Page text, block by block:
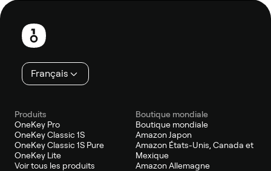
Pied
page
Français
Produits
OneKey Pro
OneKey Classic 1S
OneKey Classic 1S Pure
OneKey Lite
Voir tous les produits
Boutique mondiale
Boutique mondiale
Amazon Japon
Amazon États-Unis, Canada et
Mexique
Amazon Allemagne